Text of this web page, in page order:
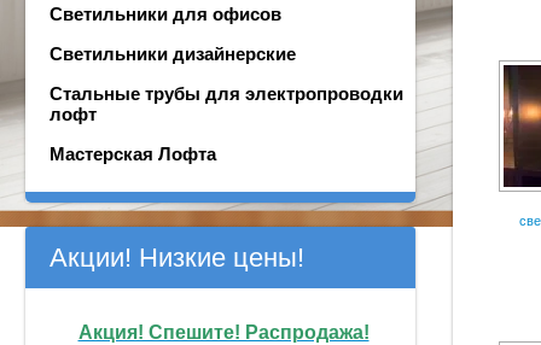
Светильники для офисов
Светильники дизайнерские
Стальные трубы для электропроводки
лофт
Мастерская Лофта
Акции! Низкие цены!
Акция! Спешите! Распродажа!